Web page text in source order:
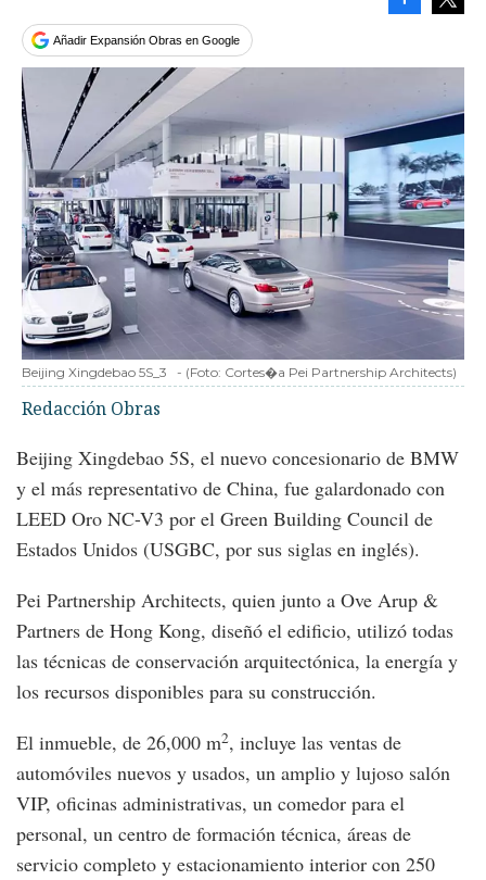
Añadir Expansión Obras en Google
Beijing Xingdebao 5S_3 - (Foto: Cortes�a Pei Partnership Architects)
Redacción Obras
Beijing Xingdebao 5S, el nuevo concesionario de BMW
y el más representativo de China, fue galardonado con
LEED Oro NC-V3 por el Green Building Council de
Estados Unidos (USGBC, por sus siglas en inglés).
Pei Partnership Architects, quien junto a Ove Arup &
Partners de Hong Kong, diseñó el edificio, utilizó todas
las técnicas de conservación arquitectónica, la energía y
los recursos disponibles para su construcción.
El inmueble, de 26,000 m2, incluye las ventas de
automóviles nuevos y usados, un amplio y lujoso salón
VIP, oficinas administrativas, un comedor para el
personal, un centro de formación técnica, áreas de
servicio completo y estacionamiento interior con 250